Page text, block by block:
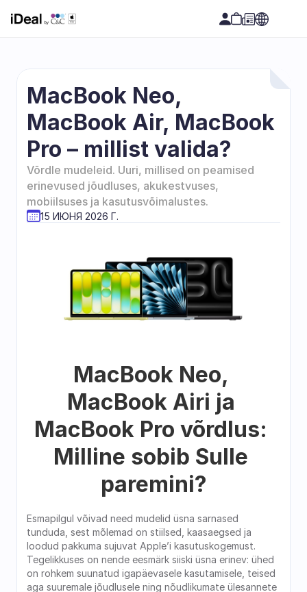
MacBook Neo,
MacBook Air, MacBook
Pro – millist valida?
Võrdle mudeleid. Uuri, millised on peamised
erinevused jõudluses, akukestvuses,
mobiilsuses ja kasutusvõimalustes.
15 ИЮНЯ 2026 Г.
MacBook Neo,
MacBook Airi ja
MacBook Pro võrdlus:
Milline sobib Sulle
paremini?
Esmapilgul võivad need mudelid üsna sarnased
tunduda, sest mõlemad on stiilsed, kaasaegsed ja
loodud pakkuma sujuvat Apple’i kasutuskogemust.
Tegelikkuses on nende eesmärk siiski üsna erinev: ühed
on rohkem suunatud igapäevasele kasutamisele, teised
aga suuremale jõudlusele ning nõudlikumate ülesannete